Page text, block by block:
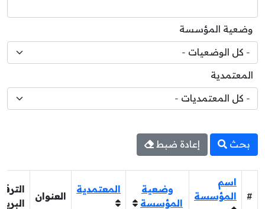
وضعية المؤسسة
المعتمدية
بحث إعادة ضبط
#
اسم
المؤسسة
وضعية
المؤسسة
المعتمدية
العنوان